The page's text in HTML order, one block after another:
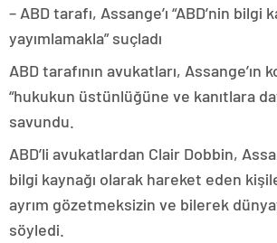
– ABD tarafı, Assange’ı “ABD’nin bilgi
yayımlamakla” suçladı
ABD tarafının avukatları, Assange’ın
“hukukun üstünlüğüne ve kanıtlara
savundu.
ABD’li avukatlardan Clair Dobbin,
bilgi kaynağı olarak hareket eden
ayrım gözetmeksizin ve bilerek
söyledi.